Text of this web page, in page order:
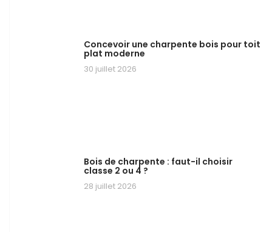
Concevoir une charpente bois pour toit
plat moderne
30 juillet 2026
Bois de charpente : faut-il choisir
classe 2 ou 4 ?
28 juillet 2026